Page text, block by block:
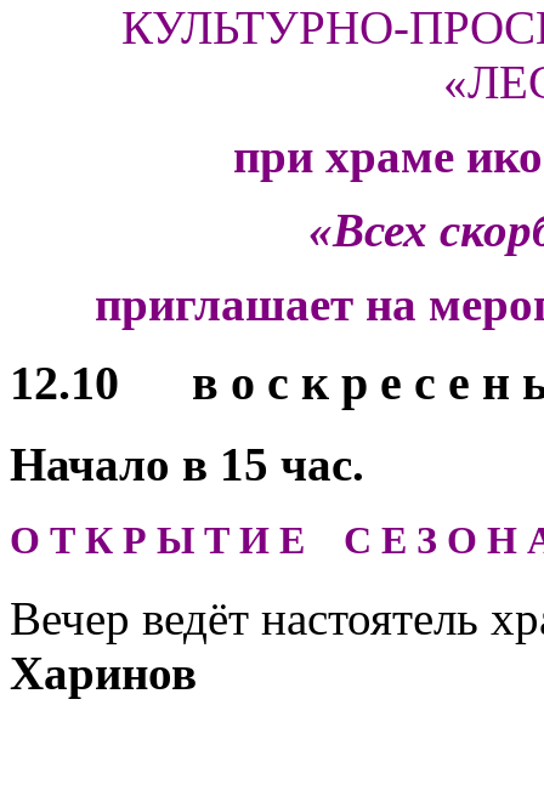
КУЛЬТУРНО-
при храме
«Всех
приглашает на
12.10 в о с к р е с е н
Начало в 15 час.
О Т К Р Ы Т И Е С Е З О Н
Вечер ведёт настоятель
Харинов